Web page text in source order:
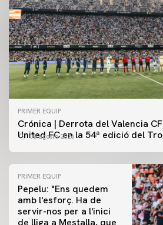
PRIMER EQUIP
Crónica | Derrota del Valencia
United FC en la 54ª edició del
08 agosto 2026
PRIMER EQUIP
Pepelu: "Ens quedem
amb l'esforç. Ha de
servir-nos per a l'inici
de lliga a Mestalla, que
PRIMER EQUIP